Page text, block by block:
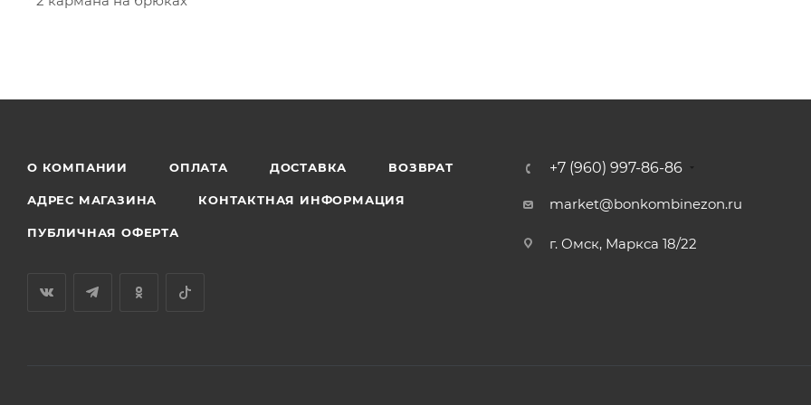
О КОМПАНИИ ОПЛАТА ДОСТАВКА ВОЗВРАТ
АДРЕС МАГАЗИНА КОНТАКТНАЯ ИНФОРМАЦИЯ
ПУБЛИЧНАЯ ОФЕРТА
+7 (960) 997-86-86
market@bonkombinezon.ru
г. Омск, Маркса 18/22